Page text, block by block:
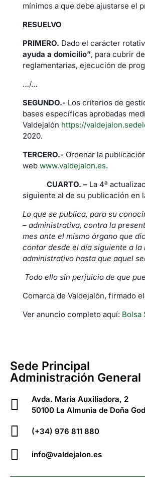
mínimos a que debe ajustarse el
RESUELVO
PRIMERO. Dado el carácter
ayuda a domicilio”, para cubrir
reglamentarias, ejecución de
…/…
SEGUNDO.- Los criterios de
bases específicas aprobadas
Valdejalón https://
2020.
TERCERO.- Ordenar la
web www.valdejalon.es.
CUARTO. – La 4ª
siguiente al de su publicación en
Lo que se publica, para su
– administrativa, contra la
mes ante el mismo órgano que
contar desde el día siguiente a
administrativo hasta que aquel
Todo ello sin perjuicio de que
Comarca de Valdejalón, firmado
Ver anuncio completo aquí: Bolsa
Sede Principal
Administración General
Avda. María Auxiliadora, 2
50100 La Almunia de Doña
(+34) 976 811 880
info@valdejalon.es